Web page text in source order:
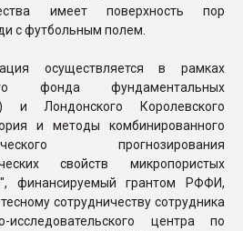
имеет поверхность пор
с футбольным полем.
осуществляется в рамках
фонда фундаментальных
и Лондонского Королевского
и методы комбинированного
прогнозирования
свойств микропористых
финансируемый грантом РФФИ,
сотрудничеству сотрудника
исследовательского центра по